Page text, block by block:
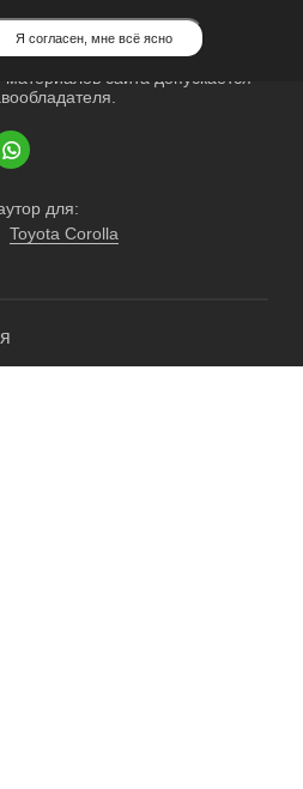
2004— 2026. Все права
сайта допускается
для:
Toyota Corolla
на оказание услуг
Я согласен, мне всё ясно